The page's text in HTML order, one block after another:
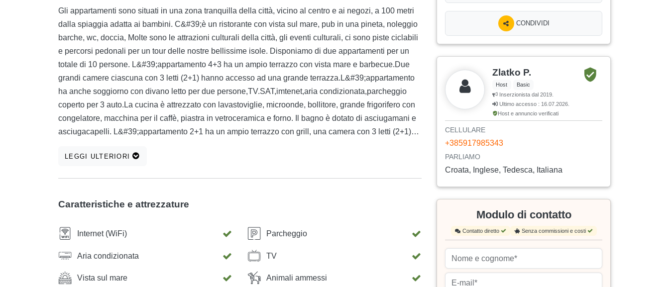
Gli appartamenti sono situati in una zona tranquilla della città, vicino al centro e ai negozi, a 100 metri
dalla spiaggia adatta ai bambini. C&#39;è un ristorante con vista sul mare, pub in una pineta, noleggio
barche, wc, doccia, Molte sono le attrazioni culturali della città, gli eventi culturali, ci sono piste ciclabili
e percorsi pedonali per un tour delle nostre bellissime isole. Disponiamo di due appartamenti per un
totale di 10 persone. L&#39;appartamento 4+3 ha un ampio terrazzo con vista mare e barbecue.Due
grandi camere ciascuna con 3 letti (2+1) hanno accesso ad una grande terrazza.L&#39;appartamento
ha anche soggiorno con divano letto per due persone,TV.SAT,imtenet,aria condizionata,parcheggio
coperto per 3 auto.La cucina è attrezzato con lavastoviglie, microonde, bollitore, grande frigorifero con
congelatore, macchina per il caffè, piastra in vetroceramica e forno. Il bagno è dotato di asciugamani e
asciugacapelli. L&#39;appartamento 2+1 ha un ampio terrazzo con grill, una camera con 3 letti (2+1)
congelatore, lavastoviglie, tostapane, bollitore, macchina per il caffè, piastra in vetroceramica e forno. Il
LEGGI ULTERIORI
Caratteristiche e attrezzature
Internet (WiFi) Parcheggio
Aria condizionata TV
Vista sul mare Animali ammessi
CONDIVIDI
Zlatko P.
Host
Basic
Inserzionista dal 2019.
Ultimo accesso : 16.07.2026.
Host e annuncio verificati
CELLULARE
+385917985343
PARLIAMO
Croata, Inglese, Tedesca, Italiana
Modulo di contatto
Contatto diretto Senza commissioni e costi